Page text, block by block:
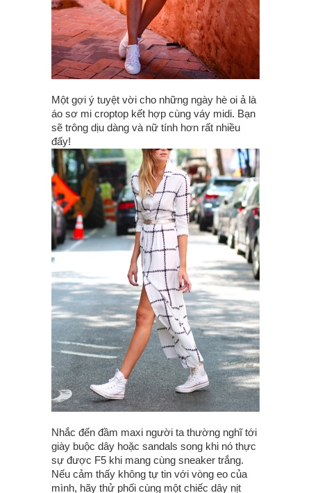
Một gợi ý tuyệt vời cho những ngày hè oi ả là
áo sơ mi croptop kết hợp cùng váy midi. Bạn
sẽ trông dịu dàng và nữ tính hơn rất nhiều
đấy!
Nhắc đến đầm maxi người ta thường nghĩ tới
giày buộc dây hoặc sandals song khi nó thực
sự được F5 khi mang cùng sneaker trắng.
Nếu cảm thấy không tự tin với vòng eo của
mình, hãy thử phối cùng một chiếc dây nịt